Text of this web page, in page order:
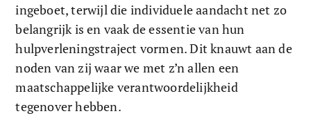
ingeboet, terwijl die individuele aandacht net zo
belangrijk is en vaak de essentie van hun
hulpverleningstraject vormen. Dit knauwt aan de
noden van zij waar we met z’n allen een
maatschappelijke verantwoordelijkheid
tegenover hebben.